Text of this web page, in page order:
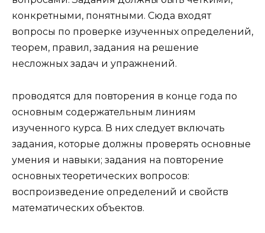
конкретными, понятными. Сюда входят
вопросы по проверке изученных определений,
теорем, правил, задания на решение
несложных задач и упражнений.
проводятся для повторения в конце года по
основным содержательным линиям
изученного курса. В них следует включать
задания, которые должны проверять основные
умения и навыки; задания на повторение
основных теоретических вопросов:
воспроизведение определений и свойств
математических объектов.